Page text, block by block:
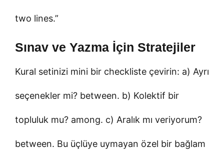
two lines.”
Sınav ve Yazma İçin Stratejiler
Kural setinizi mini bir checkliste çevirin: a) Ayrı
seçenekler mi? between. b) Kolektif bir
topluluk mu? among. c) Aralık mı veriyorum?
between. Bu üçlüye uymayan özel bir bağlam